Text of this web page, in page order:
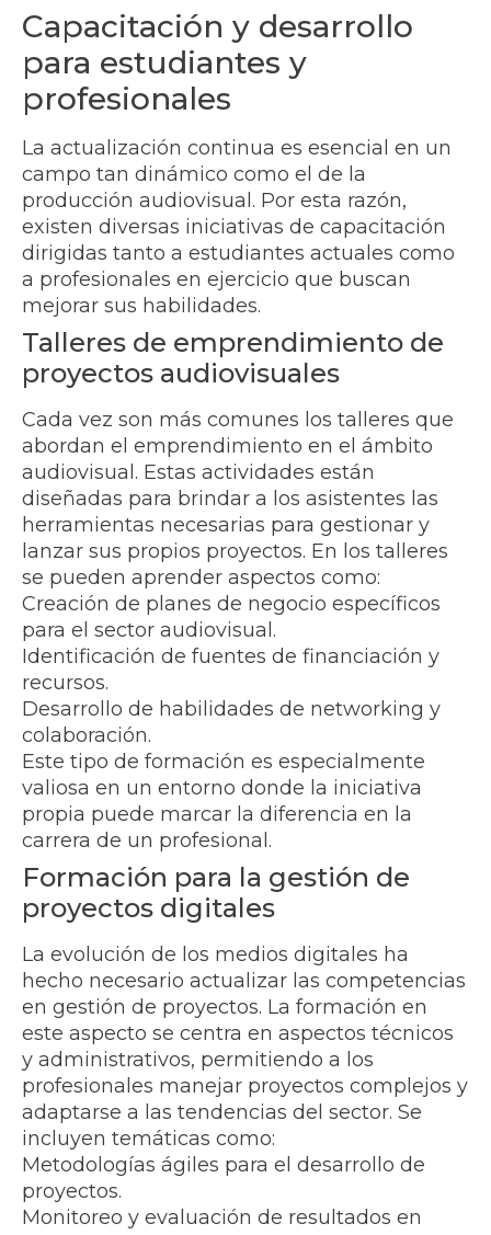
Capacitación y desarrollo
para estudiantes y
profesionales
La actualización continua es esencial en un
campo tan dinámico como el de la
producción audiovisual. Por esta razón,
existen diversas iniciativas de capacitación
dirigidas tanto a estudiantes actuales como
a profesionales en ejercicio que buscan
mejorar sus habilidades.
Talleres de emprendimiento de
proyectos audiovisuales
Cada vez son más comunes los talleres que
abordan el emprendimiento en el ámbito
audiovisual. Estas actividades están
diseñadas para brindar a los asistentes las
herramientas necesarias para gestionar y
lanzar sus propios proyectos. En los talleres
se pueden aprender aspectos como:
Creación de planes de negocio específicos
para el sector audiovisual.
Identificación de fuentes de financiación y
recursos.
Desarrollo de habilidades de networking y
colaboración.
Este tipo de formación es especialmente
valiosa en un entorno donde la iniciativa
propia puede marcar la diferencia en la
carrera de un profesional.
Formación para la gestión de
proyectos digitales
La evolución de los medios digitales ha
hecho necesario actualizar las competencias
en gestión de proyectos. La formación en
este aspecto se centra en aspectos técnicos
y administrativos, permitiendo a los
profesionales manejar proyectos complejos y
adaptarse a las tendencias del sector. Se
incluyen temáticas como:
Metodologías ágiles para el desarrollo de
proyectos.
Monitoreo y evaluación de resultados en